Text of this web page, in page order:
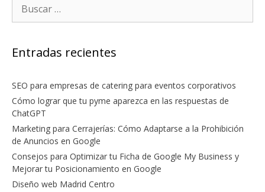
Entradas recientes
SEO para empresas de catering para eventos corporativos
Cómo lograr que tu pyme aparezca en las respuestas de
ChatGPT
Marketing para Cerrajerías: Cómo Adaptarse a la Prohibición
de Anuncios en Google
Consejos para Optimizar tu Ficha de Google My Business y
Mejorar tu Posicionamiento en Google
Diseño web Madrid Centro